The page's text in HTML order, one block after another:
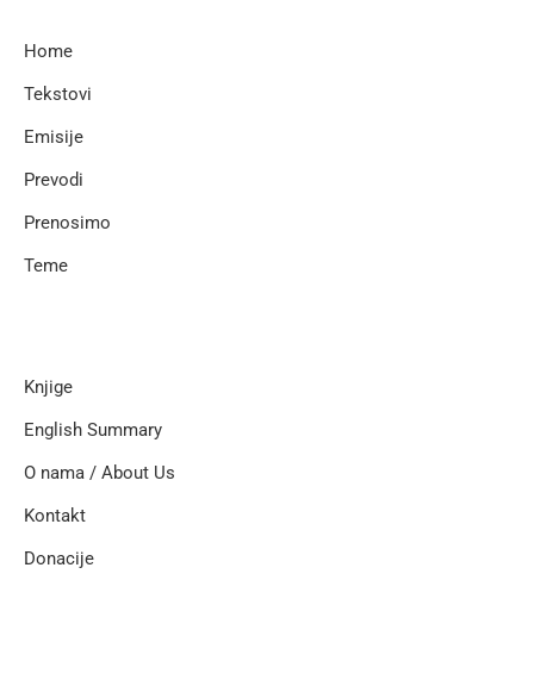
Home
Tekstovi
Emisije
Prevodi
Prenosimo
Teme
Knjige
English Summary
O nama / About Us
Kontakt
Donacije